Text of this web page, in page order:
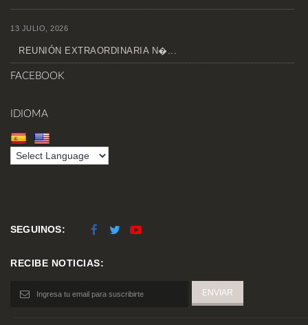
13 JULIO, 2026
REUNIÓN EXTRAORDINARIA N�...
FACEBOOK
IDIOMA
SEGUINOS:
RECIBE NOTICIAS: